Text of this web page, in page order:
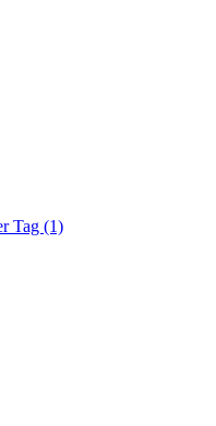
Tag (1)